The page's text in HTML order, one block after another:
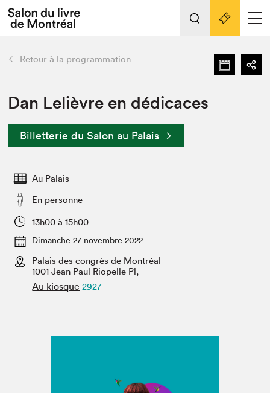
Espace exposant⋅e⋅s
Espace enseignant·e·s
Espace médias
L'événement
Préparer sa visite au Salon
Actualités
SLM PRO
retour Nos activités
Préparer sa visite
Salon dans la ville et en ligne
Projets partenaires
Liens pratiques
Retour à la programmation
Dan Lelièvre en dédicaces
Billetterie du Salon au Palais
Au Palais
En personne
13h00 à 15h00
Dimanche 27 novembre 2022
Palais des congrès de Montréal
1001 Jean Paul Riopelle Pl,
Au kiosque 2927